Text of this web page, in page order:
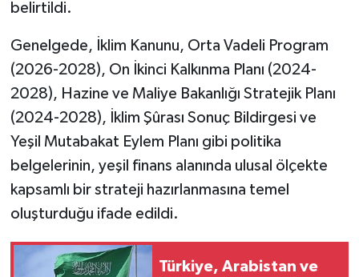
belirtildi.
Genelgede, İklim Kanunu, Orta Vadeli Program
(2026-2028), On İkinci Kalkınma Planı (2024-
2028), Hazine ve Maliye Bakanlığı Stratejik Planı
(2024-2028), İklim Şûrası Sonuç Bildirgesi ve
Yeşil Mutabakat Eylem Planı gibi politika
belgelerinin, yeşil finans alanında ulusal ölçekte
kapsamlı bir strateji hazırlanmasına temel
oluşturduğu ifade edildi.
Türkiye, Arabistan ve